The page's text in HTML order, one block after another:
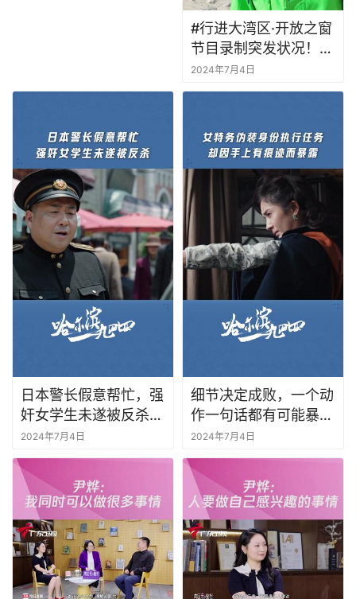
#行进大湾区·开放之窗
节目录制突发状况！！
该怎么解决？这考验着
节目团队的决心和智慧
一切都好，正在行进的
路上！
2024年7月4日
日本警长假意帮忙，强
奸女学生未遂被反杀。
#广东卫视哈尔滨一九
四四
2024年7月4日
细节决定成败，一个动
作一句话都有可能暴露
身份。 #广东卫视哈尔
滨一九四四
2024年7月4日